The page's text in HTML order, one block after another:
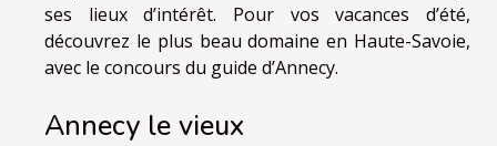
ses lieux d’intérêt. Pour vos vacances d’été,
découvrez le plus beau domaine en Haute-Savoie,
avec le concours du guide d’Annecy.
Annecy le vieux